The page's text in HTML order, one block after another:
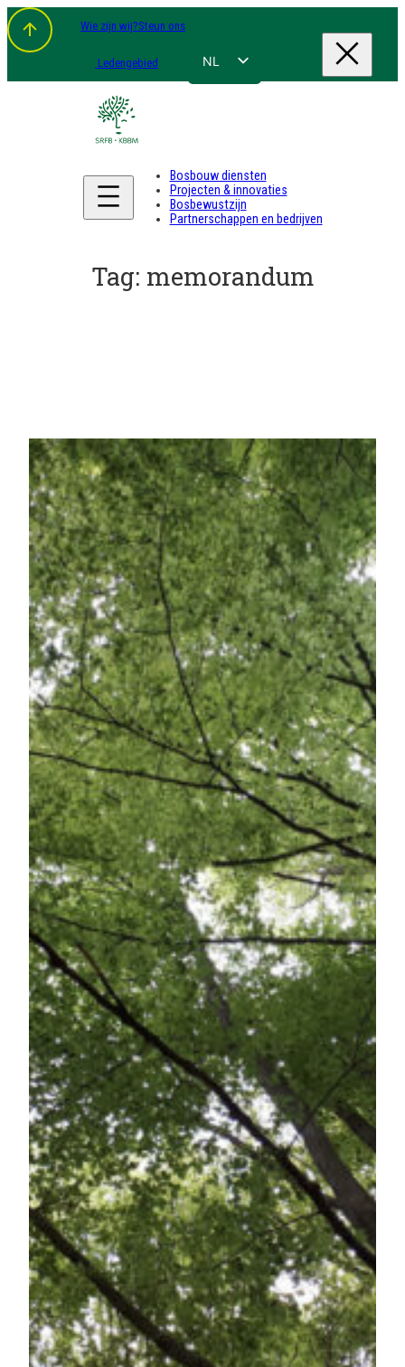
Spring
naar
de
inhoud
Wie zijn wij?Steun ons
Ledengebied NL
DE
Bosbouw diensten
Projecten & innovaties
Bosbewustzijn
Partnerschappen en bedrijven
Tag: memorandum